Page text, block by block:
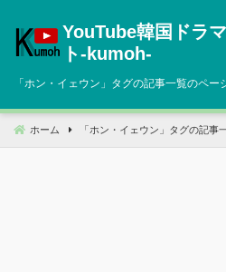
へ
動
YouTube韓国ドラ
ト‐kumoh‐
「ホン・イェウン 」タグの記事一覧のペー
ホーム 「 ホン・イェウン 」タグの記事